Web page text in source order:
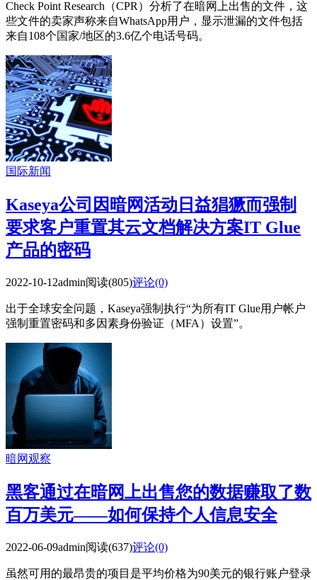
Check Point Research（CPR）分析了在暗网上出售的文件，这
些文件的卖家声称来自WhatsApp用户，显示泄漏的文件包括
来自108个国家/地区的3.6亿个电话号码。
国际新闻
Kaseya公司因暗网活动日益猖獗而强制
要求客户重置其云文档解决方案IT Glue
产品的密码
2022-10-12admin阅读(805)评论(0)
出于全球安全问题，Kaseya强制执行“为所有IT Glue用户帐户
强制重置密码和多因素身份验证（MFA）设置”。
暗网观察
黑客通过在暗网上出售您的数据赚取了数
百万美元——如何保持个人信息安全
2022-06-09admin阅读(637)评论(0)
虽然可用的最昂贵的项目是平均价格为90美元的银行账户登录